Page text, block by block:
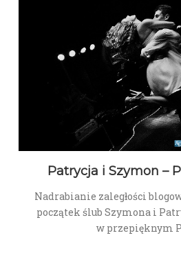
Patrycja i Szymon –
Nadrabianie zaległości
początek ślub Szymona i
w przepięknym